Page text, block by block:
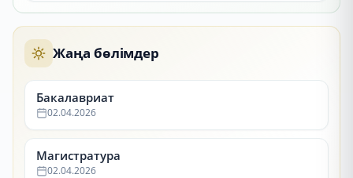
Жаңа бөлімдер
Бакалавриат
02.04.2026
Магистратура
02.04.2026